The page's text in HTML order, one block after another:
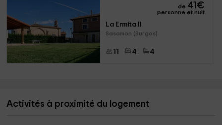
de 41€
personne et nuit
La Ermita II
Sasamon (Burgos)
11 4 4
Activités à proximité du logement